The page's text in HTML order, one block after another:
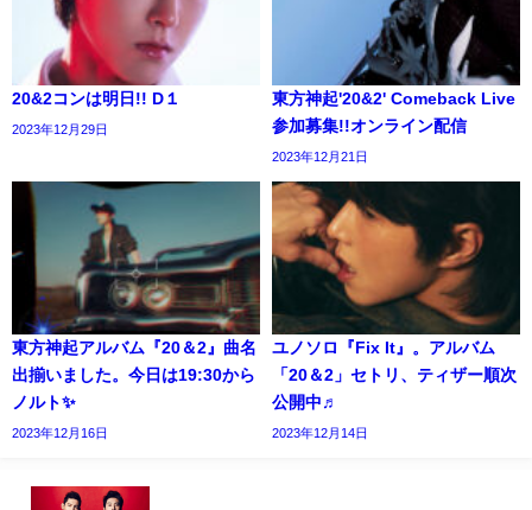
20&2コンは明日!! D１
2023年12月29日
東方神起'20&2' Comeback Live
参加募集!!オンライン配信
2023年12月21日
東方神起アルバム『20＆2』曲名
出揃いました。今日は19:30から
ノルト✨
2023年12月16日
ユノソロ『Fix It』。アルバム
「20＆2」セトリ、ティザー順次
公開中♬
2023年12月14日